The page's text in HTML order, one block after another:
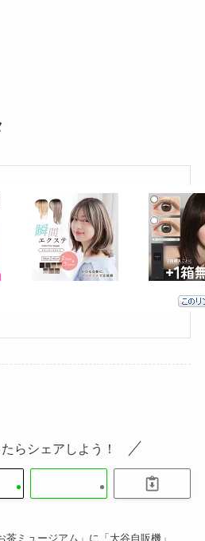
らシェアしよう！
茶ミュージアム」に「大谷自販機」